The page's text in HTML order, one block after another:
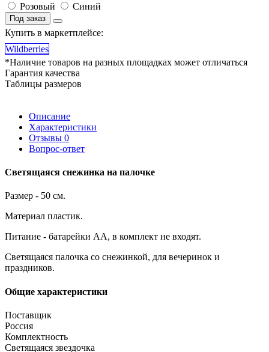
Розовый
Синий
Под заказ
Купить в маркетплейсе:
Wildberries
*Наличие товаров на разных площадках может отличаться
Гарантия качества
Таблицы размеров
Описание
Характеристики
Отзывы 0
Вопрос-ответ
Светящаяся снежинка на палочке
Размер - 50 см.
Материал пластик.
Питание - батарейки АА, в комплект не входят.
Светящаяся палочка со снежинкой, для вечеринок и
праздников.
Общие характеристики
Поставщик
Россия
Комплектность
Светящаяся звездочка